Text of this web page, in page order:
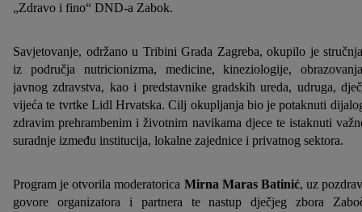
„Zdravo i fino“ DND-a Zabok.
Savjetovanje, održano u Tribini Grada Zagreba, okupilo je
iz područja nutricionizma, medicine, kineziologije,
javnog zdravstva, kao i predstavnike gradskih ureda, udruga,
vijeća te tvrtke Lidl Hrvatska. Cilj okupljanja bio je potaknuti
zdravim prehrambenim i životnim navikama djece te istaknuti
suradnje između institucija, lokalne zajednice i privatnog sektora.
Program je otvorila moderatorica Mirna Maras Batinić, uz
govore organizatora i partnera te nastup dječjeg zbora